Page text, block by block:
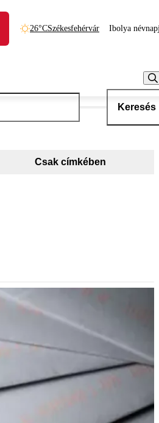
26°CSzékesfehérvár Ibolya
Keresés
Csak címkében